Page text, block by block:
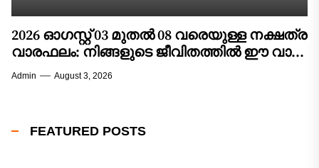
2026 ഓഗസ്റ്റ് 03 മുതൽ 08 വരെയുള്ള നക്ഷത്ര
വാരഫലം: നിങ്ങളുടെ ജീവിതത്തിൽ ഈ വാരം
വരുത്തുന്ന മാറ്റങ്ങൾ എന്തൊക്കെ?
Admin August 3, 2026
FEATURED POSTS